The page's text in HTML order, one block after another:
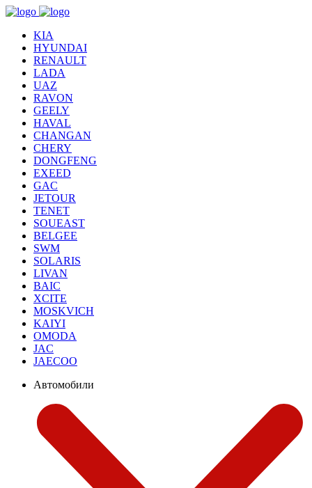
KIA
HYUNDAI
RENAULT
LADA
UAZ
RAVON
GEELY
HAVAL
CHANGAN
CHERY
DONGFENG
EXEED
GAC
JETOUR
TENET
SOUEAST
BELGEE
SWM
SOLARIS
LIVAN
BAIC
XCITE
MOSKVICH
KAIYI
OMODA
JAC
JAECOO
Автомобили